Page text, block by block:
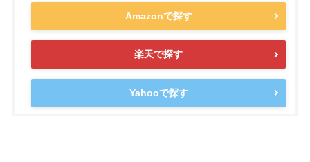
Amazonで探す
楽天で探す
Yahooで探す